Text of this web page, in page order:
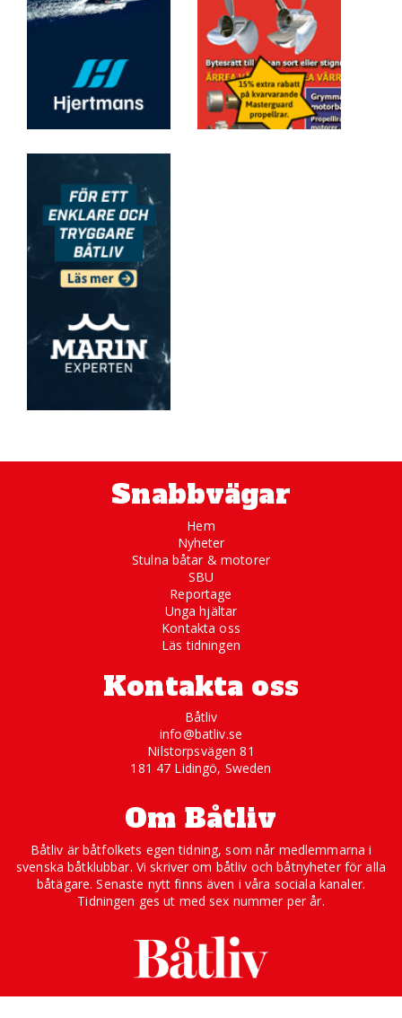
Snabbvägar
Hem
Nyheter
Stulna båtar & motorer
SBU
Reportage
Unga hjältar
Kontakta oss
Läs tidningen
Kontakta oss
Båtliv
info@batliv.se
Nilstorpsvägen 81
181 47 Lidingö, Sweden
Om Båtliv
Båtliv är båtfolkets egen tidning, som når medlemmarna i
svenska båtklubbar. Vi skriver om båtliv och båtnyheter för alla
båtägare. Senaste nytt finns även i våra sociala kanaler.
Tidningen ges ut med sex nummer per år.